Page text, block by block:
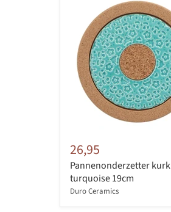
26,95
Pannenonderzetter kurk
turquoise 19cm
Duro Ceramics